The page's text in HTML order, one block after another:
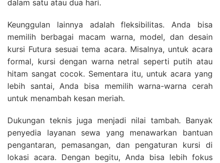
dalam satu atau dua hari.
Keunggulan lainnya adalah fleksibilitas. Anda bisa
memilih berbagai macam warna, model, dan desain
kursi Futura sesuai tema acara. Misalnya, untuk acara
formal, kursi dengan warna netral seperti putih atau
hitam sangat cocok. Sementara itu, untuk acara yang
lebih santai, Anda bisa memilih warna-warna cerah
untuk menambah kesan meriah.
Dukungan teknis juga menjadi nilai tambah. Banyak
penyedia layanan sewa yang menawarkan bantuan
pengantaran, pemasangan, dan pengaturan kursi di
lokasi acara. Dengan begitu, Anda bisa lebih fokus